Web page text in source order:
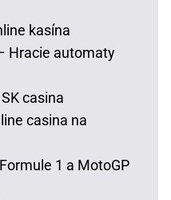
kasína
Hracie automaty
casina
casina na
1 a MotoGP